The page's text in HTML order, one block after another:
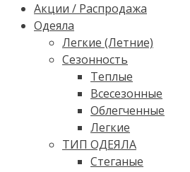
Акции / Распродажа
Одеяла
Легкие (Летние)
Сезонность
Теплые
Всесезонные
Облегченные
Легкие
ТИП ОДЕЯЛА
Стеганые